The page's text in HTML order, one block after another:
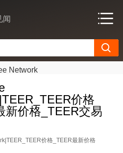
闻
Network
价格
新价格_TEER交易
价格_TEER最新价格